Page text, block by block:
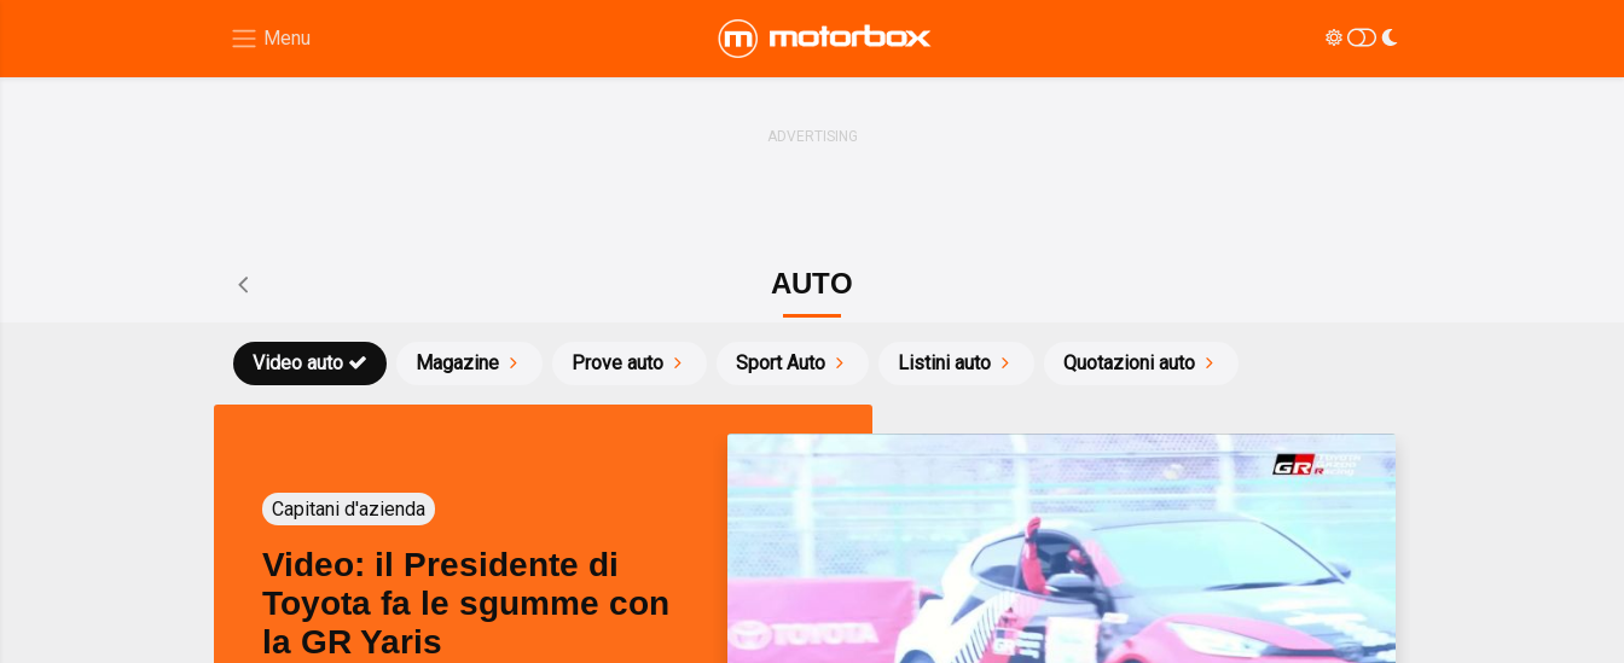
AUTO
Magazine Prove auto
Video auto Sport Auto Listini auto Quotazioni auto
Capitani d'azienda
Video: il Presidente di
Toyota fa le sgumme con
la GR Yaris